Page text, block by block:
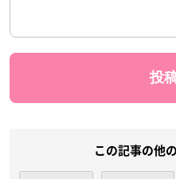
この記事の他